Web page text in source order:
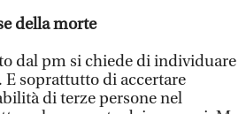
della morte
dal pm si chiede di individuare
E soprattutto di accertare
di terze persone nel